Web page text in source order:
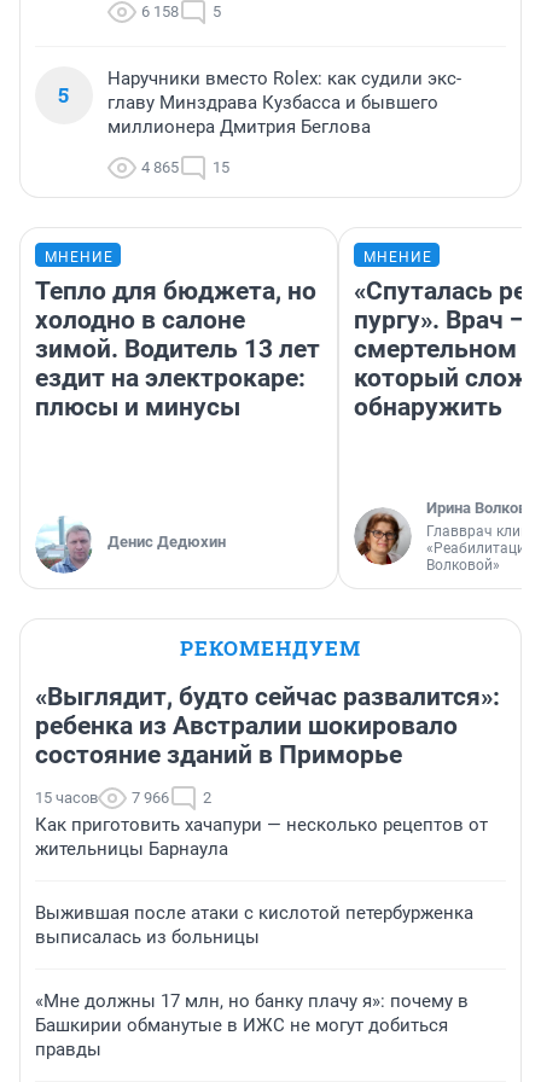
6 158 5
5
Наручники вместо Rolex: как судили экс-
главу Минздрава Кузбасса и бывшего
миллионера Дмитрия Беглова
4 865 15
МНЕНИЕ
Тепло для бюджета, но
холодно в салоне
зимой. Водитель 13 лет
ездит на электрокаре:
плюсы и минусы
Денис Дедюхин
МНЕНИЕ
«Спуталась
пургу». Врач —
смертельном
который
обнаружить
Ирина Волкова
Главврач
«Реабилитация
Волковой»
РЕКОМЕНДУЕМ
«Выглядит, будто сейчас развалится»:
ребенка из Австралии шокировало
состояние зданий в Приморье
15 часов 7 966 2
Как приготовить хачапури — несколько рецептов от
жительницы Барнаула
Выжившая после атаки с кислотой петербурженка
выписалась из больницы
«Мне должны 17 млн, но банку плачу я»: почему в
Башкирии обманутые в ИЖС не могут добиться
правды